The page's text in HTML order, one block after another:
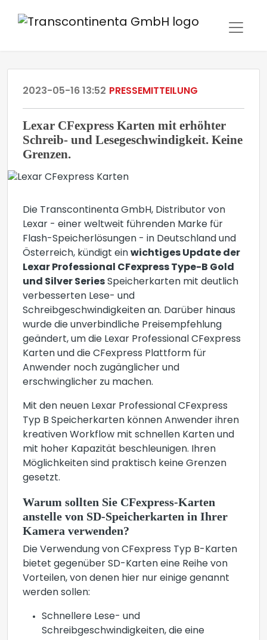
2023-05-16 13:52 PRESSEMITTEILUNG
Lexar CFexpress Karten mit erhöhter
Schreib- und Lesegeschwindigkeit. Keine
Grenzen.
Die Transcontinenta GmbH, Distributor von
Lexar - einer weltweit führenden Marke für
Flash-Speicherlösungen - in Deutschland und
Österreich, kündigt ein wichtiges Update der
Lexar Professional CFexpress Type-B Gold
und Silver Series Speicherkarten mit deutlich
verbesserten Lese- und
Schreibgeschwindigkeiten an. Darüber hinaus
wurde die unverbindliche Preisempfehlung
geändert, um die Lexar Professional CFexpress
Karten und die CFexpress Plattform für
Anwender noch zugänglicher und
erschwinglicher zu machen.
Mit den neuen Lexar Professional CFexpress
Typ B Speicherkarten können Anwender ihren
kreativen Workflow mit schnellen Karten und
mit hoher Kapazität beschleunigen. Ihren
Möglichkeiten sind praktisch keine Grenzen
gesetzt.
Warum sollten Sie CFexpress-Karten
anstelle von SD-Speicherkarten in Ihrer
Kamera verwenden?
Die Verwendung von CFexpress Typ B-Karten
bietet gegenüber SD-Karten eine Reihe von
Vorteilen, von denen hier nur einige genannt
werden sollen:
Schnellere Lese- und
Schreibgeschwindigkeiten, die eine